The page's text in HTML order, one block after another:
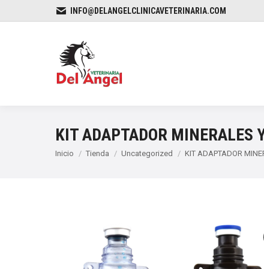
INFO@DELANGELCLINICAVETERINARIA.COM
KIT ADAPTADOR
Estás aquí:
Inicio Tienda Uncategorized KIT ADAPTADOR